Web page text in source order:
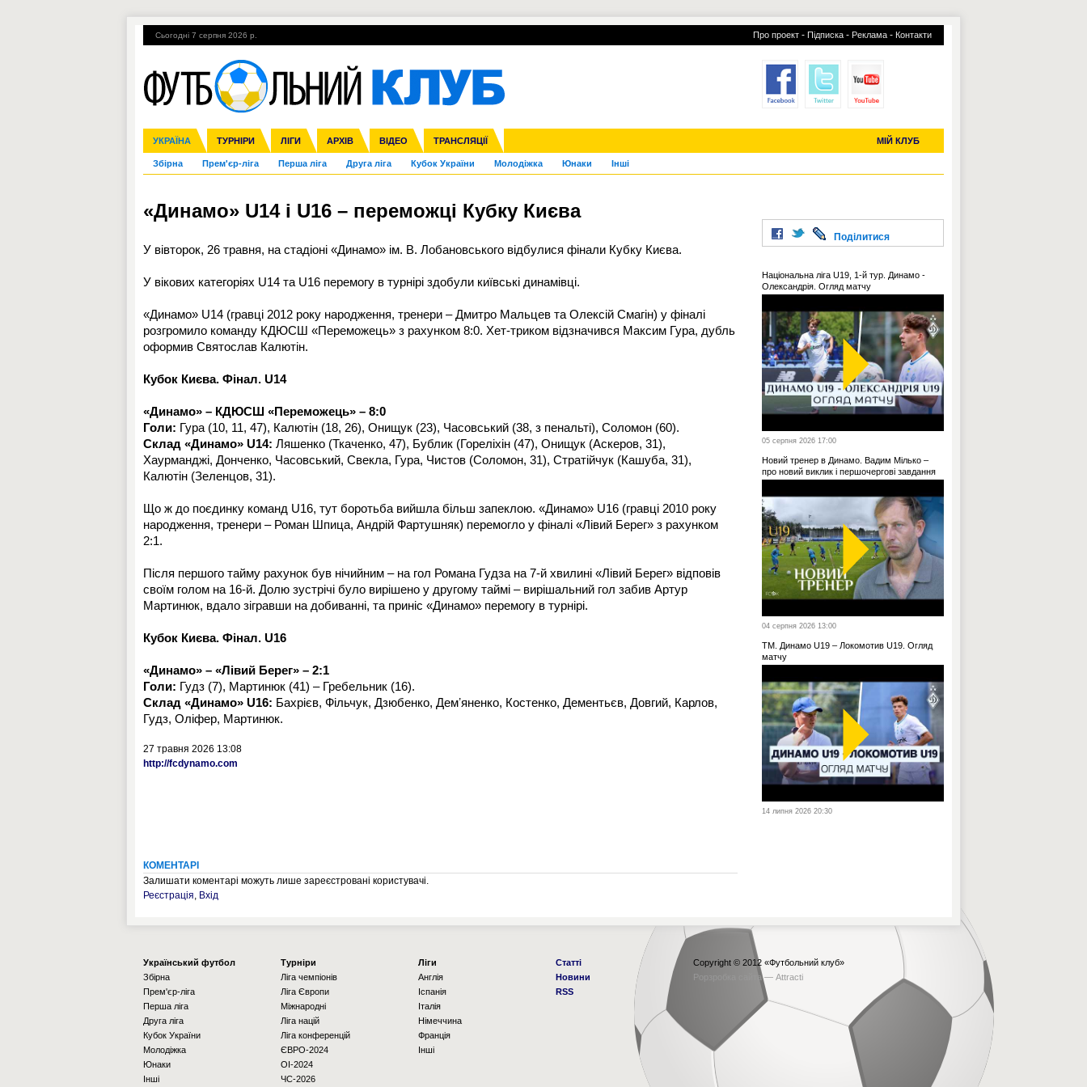
Сьогодні 7 серпня 2026 р. Про проект - Підписка - Реклама - Контакти
УКРАЇНА ТУРНІРИ ЛІГИ АРХІВ ВІДЕО ТРАНСЛЯЦІЇ МІЙ КЛУБ
Збірна Прем'єр-ліга Перша ліга Друга ліга Кубок України Молодіжка Юнаки Інші
Ліга чемпіонів Ліга Європи Міжнародні Ліга націй Ліга конференцій
Англія Іспанія Італія Німеччина Франція Інші
ЧС-2014 ЄВРО-2016 Росія Кубок конфедерацій ЧЄ-2015 (U-21)
Гарячі теми УПЛ, 2-й тур ВІЙНА УПЛ-ПЕРЕХОДИ УСІ ТРАНСФЕРИ
«Динамо» U14 і U16 – переможці Кубку Києва
У вівторок, 26 травня, на стадіоні «Динамо» ім. В. Лобановського відбулися фінали Кубку Києва.
У вікових категоріях U14 та U16 перемогу в турнірі здобули київські динамівці.
«Динамо» U14 (гравці 2012 року народження, тренери – Дмитро Мальцев та Олексій Смагін) у фіналі
розгромило команду КДЮСШ «Переможець» з рахунком 8:0. Хет-триком відзначився Максим Гура, дубль
оформив Святослав Калютін.
Кубок Києва. Фінал. U14
«Динамо» – КДЮСШ «Переможець» – 8:0
Голи: Гура (10, 11, 47), Калютін (18, 26), Онищук (23), Часовський (38, з пенальті), Соломон (60).
Склад «Динамо» U14: Ляшенко (Ткаченко, 47), Бублик (Гореліхін (47), Онищук (Аскеров, 31),
Хаурманджі, Донченко, Часовський, Свекла, Гура, Чистов (Соломон, 31), Стратійчук (Кашуба, 31),
Калютін (Зеленцов, 31).
Що ж до поєдинку команд U16, тут боротьба вийшла більш запеклою. «Динамо» U16 (гравці 2010 року
народження, тренери – Роман Шпица, Андрій Фартушняк) перемогло у фіналі «Лівий Берег» з рахунком
2:1.
Після першого тайму рахунок був нічийним – на гол Романа Гудза на 7-й хвилині «Лівий Берег» відповів
своїм голом на 16-й. Долю зустрічі було вирішено у другому таймі – вирішальний гол забив Артур
Мартинюк, вдало зігравши на добиванні, та приніс «Динамо» перемогу в турнірі.
Кубок Києва. Фінал. U16
«Динамо» – «Лівий Берег» – 2:1
Голи: Гудз (7), Мартинюк (41) – Гребельник (16).
Склад «Динамо» U16: Бахрієв, Фільчук, Дзюбенко, Демʼяненко, Костенко, Дементьєв, Довгий, Карлов,
Гудз, Оліфер, Мартинюк.
27 травня 2026 13:08
http://fcdynamo.com
КОМЕНТАРІ
Залишати коментарі можуть лише зареєстровані користувачі.
Реєстрація, Вхід
Поділитися
Національна ліга U19, 1-й тур. Динамо -
Олександрія. Огляд матчу
05 серпня 2026 17:00
Новий тренер в Динамо. Вадим Мілько –
про новий виклик і першочергові завдання
04 серпня 2026 13:00
ТМ. Динамо U19 – Локомотив U19. Огляд
матчу
14 липня 2026 20:30
Українcький футбол
Збірна
Прем'єр-ліга
Перша ліга
Друга ліга
Кубок України
Молодіжка
Юнаки
Інші
Турніри
Ліга чемпіонів
Ліга Європи
Міжнародні
Ліга націй
Ліга конференцій
ЄВРО-2024
OI-2024
ЧС-2026
Ліги
Англія
Іспанія
Італія
Німеччина
Франція
Інші
Статті
Новини
RSS
Copyright © 2012 «Футбольний клуб»
Рорзробка сайта — Attracti